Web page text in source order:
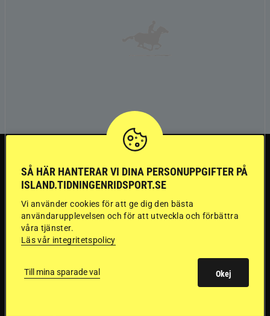
”Gummi” berättar:
Första stegen mot
en internationell
passhäst
SÅ HÄR HANTERAR VI DINA PERSONUPPGIFTER PÅ
ISLAND.TIDNINGENRIDSPORT.SE
Vi använder cookies för att ge dig den bästa
användarupplevelsen och för att utveckla och förbättra
våra tjänster.
Läs vår integritetspolicy
Till mina sparade val Okej